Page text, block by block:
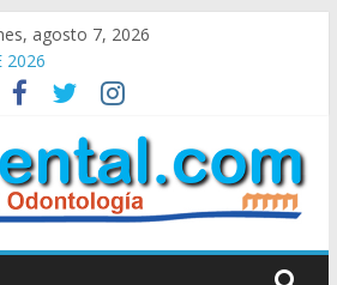
agosto 7, 2026
2026
de Invierno SAO 2026
Ofrecidos
Pedidos
Alquiler – Compra – Venta